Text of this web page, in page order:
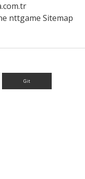
nttgame Sitemap